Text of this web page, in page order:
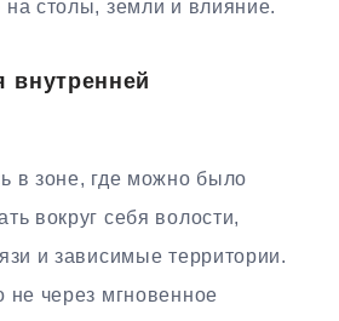
столы, земли и влияние.
внутренней
в зоне, где можно было
вокруг себя волости,
и зависимые территории.
не через мгновенное